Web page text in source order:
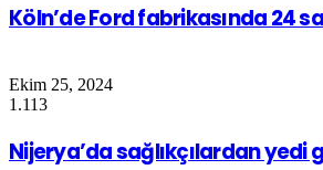
Köln’de Ford fabrikasında 24
Ekim 25, 2024
1.113
Nijerya’da sağlıkçılardan yedi